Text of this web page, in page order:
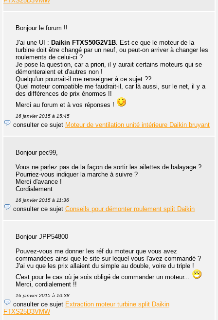
Bonjour le forum !!
J'ai une UI : Daikin FTXS50G2V1B . Est-ce que le moteur de la
turbine doit être changé par un neuf, ou peut-on arriver à changer les
roulements de celui-ci ?
Je pose la question, car a priori, il y aurait certains moteurs qui se
démonteraient et d'autres non !
Quelqu'un pourrait-il me renseigner à ce sujet ??
Quel moteur compatible me faudrait-il, car là aussi, sur le net, il y a
des différences de prix énormes !!
Merci au forum et à vos réponses !
16 janvier 2015 à 15:45
consulter ce sujet Moteur de ventilation unité intérieure Daikin bruyant
Bonjour pec99,
Vous ne parlez pas de la façon de sortir les ailettes de balayage ?
Pourriez-vous indiquer la marche à suivre ?
Merci d'avance !
Cordialement
16 janvier 2015 à 11:36
consulter ce sujet Conseils pour démonter roulement split Daikin
Bonjour JPP54800
Pouvez-vous me donner les réf du moteur que vous avez
commandées ainsi que le site sur lequel vous l'avez commandé ?
J'ai vu que les prix allaient du simple au double, voire du triple !
C'est pour le cas où je sois obligé de commander un moteur...
Merci, cordialement !!
16 janvier 2015 à 10:38
consulter ce sujet Extraction moteur turbine split Daikin
FTXS25D3VMW